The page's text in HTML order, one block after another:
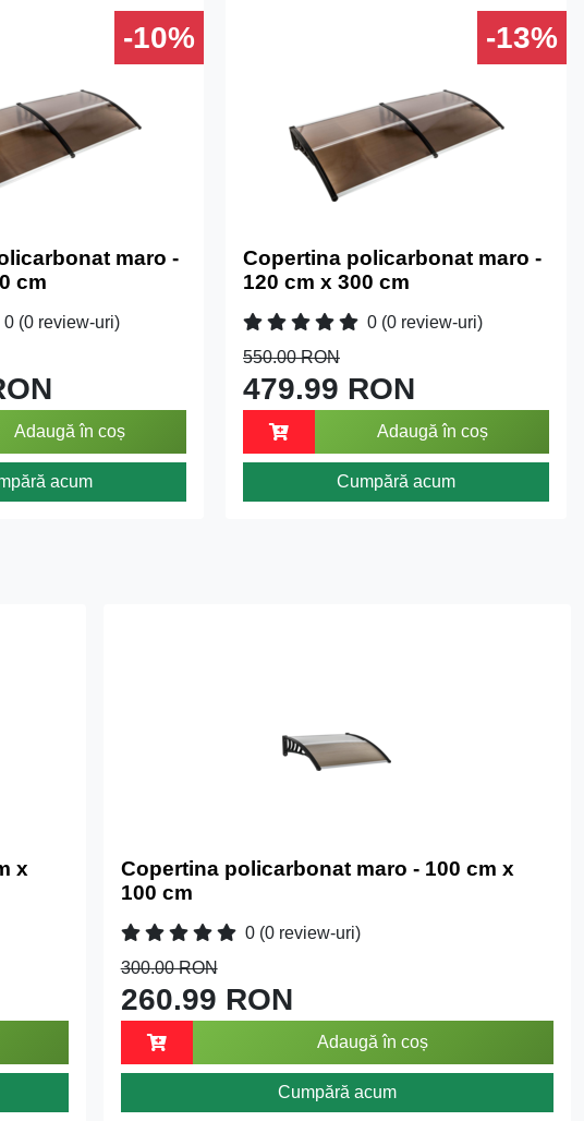
-10%
maro -
cm
0 (0 review-uri)
Adaugă în coș
acum
-13%
Copertina policarbonat maro -
120 cm x 300 cm
0 (0 review-uri)
550.00 RON
479.99 RON
Adaugă în coș
Cumpără acum
x
Copertina policarbonat maro - 100 cm x
100 cm
0 (0 review-uri)
300.00 RON
260.99 RON
Adaugă în coș
Cumpără acum